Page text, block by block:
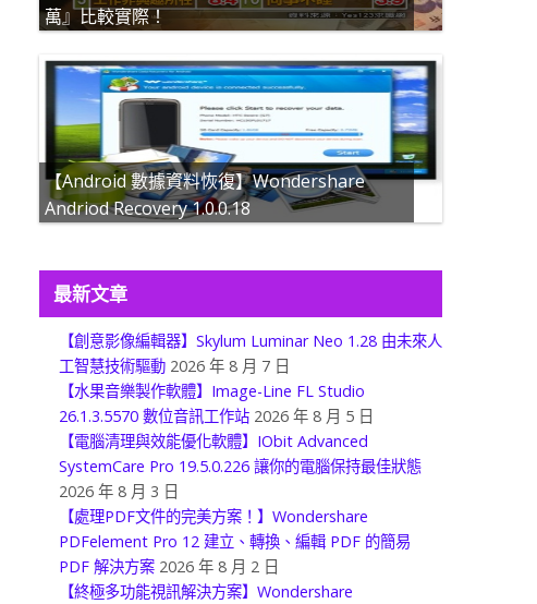
萬』比較實際！
【Android 數據資料恢復】Wondershare
Andriod Recovery 1.0.0.18
最新文章
【創意影像編輯器】Skylum Luminar Neo 1.28 由未來人
工智慧技術驅動 2026 年 8 月 7 日
【水果音樂製作軟體】Image-Line FL Studio
26.1.3.5570 數位音訊工作站 2026 年 8 月 5 日
【電腦清理與效能優化軟體】IObit Advanced
SystemCare Pro 19.5.0.226 讓你的電腦保持最佳狀態
2026 年 8 月 3 日
【處理PDF文件的完美方案！】Wondershare
PDFelement Pro 12 建立、轉換、編輯 PDF 的簡易
PDF 解決方案 2026 年 8 月 2 日
【終極多功能視訊解決方案】Wondershare